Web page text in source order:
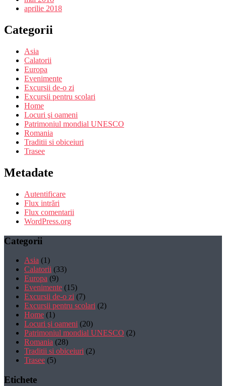
aprilie 2018
Categorii
Asia
Calatorii
Europa
Evenimente
Excursii de-o zi
Excursii pentru scolari
Home
Locuri şi oameni
Patrimoniul mondial UNESCO
Romania
Traditii si obiceiuri
Trasee
Metadate
Autentificare
Flux intrări
Flux comentarii
WordPress.org
Categorii
Asia (1)
Calatorii (33)
Europa (9)
Evenimente (15)
Excursii de-o zi (7)
Excursii pentru scolari (2)
Home (1)
Locuri şi oameni (20)
Patrimoniul mondial UNESCO (2)
Romania (28)
Traditii si obiceiuri (2)
Trasee (5)
Etichete